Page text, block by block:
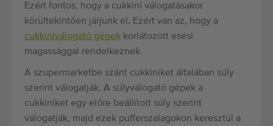
Ezért fontos, hogy a cukkini válogatásakor
körültekintően járjunk el. Ezért van az, hogy a
cukkiniválogató gépek korlátozott esési
magassággal rendelkeznek.
A szupermarketbe szánt cukkiniket általában súly
szerint válogatják. A súlyválogató gépek a
cukkiniket egy előre beállított súly szerint
válogatják, majd ezek pufferszalagokon keresztül a